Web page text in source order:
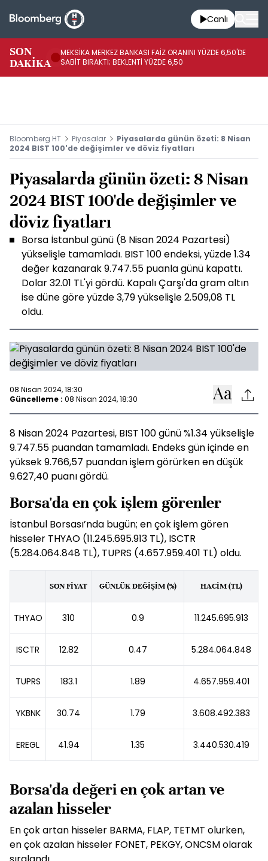
Canlı
SON
DAKİKA
MEKSİKA MERKEZ BANKASI FAİZ ORANINI YÜZDE 6,50'DE
SABİT BIRAKTI; BEKLENTİ YÜZDE 6,50
Bloomberg HT Piyasalar
Piyasalarda günün özeti: 8 Nisan
2024 BIST 100'de değişimler ve döviz fiyatları
Piyasalarda günün özeti: 8 Nisan
2024 BIST 100'de değişimler ve
döviz fiyatları
Borsa İstanbul günü (8 Nisan 2024 Pazartesi)
yükselişle tamamladı. BIST 100 endeksi, yüzde 1.34
değer kazanarak 9.747.55 puanla günü kapattı.
Dolar 32.01 TL'yi gördü. Kapalı Çarşı'da gram altın
ise düne göre yüzde 3,79 yükselişle 2.509,08 TL
oldu.
08 Nisan 2024, 18:30
Güncelleme : 08 Nisan 2024, 18:30
8 Nisan 2024 Pazartesi, BIST 100 günü %1.34 yükselişle
9.747.55 puandan tamamladı. Endeks gün içinde en
yüksek 9.766,57 puandan işlem görürken en düşük
9.627,40 puanı gördü.
Borsa'da en çok işlem görenler
İstanbul Borsası’nda bugün; en çok işlem gören
hisseler THYAO (11.245.695.913 TL), ISCTR
(5.284.064.848 TL), TUPRS (4.657.959.401 TL) oldu.
SON FİYAT GÜNLÜK DEĞİŞİM (%) HACİM (TL)
THYAO 310 0.9 11.245.695.913
ISCTR 12.82 0.47 5.284.064.848
TUPRS 183.1 1.89 4.657.959.401
YKBNK 30.74 1.79 3.608.492.383
EREGL 41.94 1.35 3.440.530.419
Borsa'da değeri en çok artan ve
azalan hisseler
En çok artan hisseler BARMA, FLAP, TETMT olurken,
en çok azalan hisseler FONET, PEKGY, ONCSM olarak